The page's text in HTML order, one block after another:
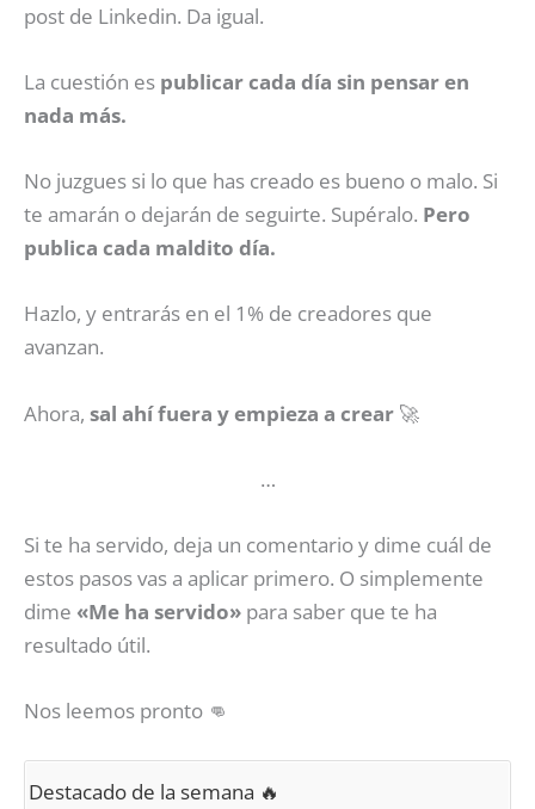
post de Linkedin. Da igual.
La cuestión es publicar cada día sin pensar en
nada más.
No juzgues si lo que has creado es bueno o malo. Si
te amarán o dejarán de seguirte. Supéralo. Pero
publica cada maldito día.
Hazlo, y entrarás en el 1% de creadores que
avanzan.
Ahora, sal ahí fuera y empieza a crear 🚀
…
Si te ha servido, deja un comentario y dime cuál de
estos pasos vas a aplicar primero. O simplemente
dime «Me ha servido» para saber que te ha
resultado útil.
Nos leemos pronto 👊
Destacado de la semana 🔥